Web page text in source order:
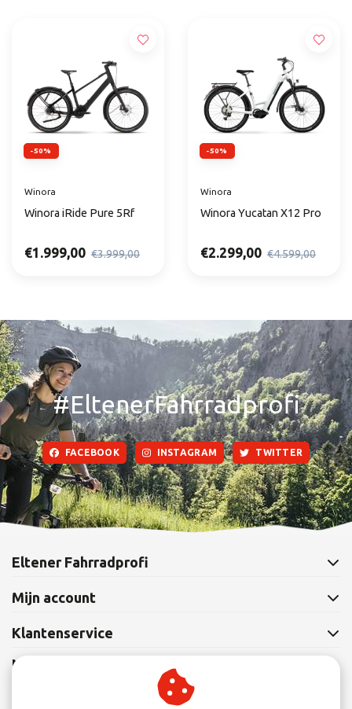
-50%
Winora
Winora iRide Pure 5Rf
€1.999,00 €3.999,00
-50%
Winora
Winora Yucatan X12 Pro
€2.299,00 €4.599,00
#EltenerFahrradprofi
FACEBOOK INSTAGRAM TWITTER
Eltener Fahrradprofi
Mijn account
Klantenservice
Nieuwsbrief
Abonneer je op onze nieuwsbrief om op de hoogte te blijven.